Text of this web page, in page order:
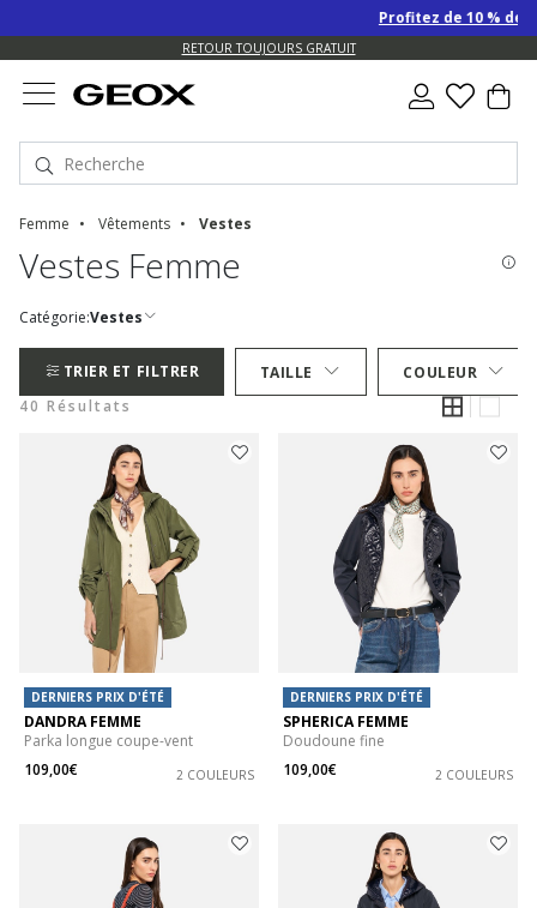
Profitez de 10 % de remise
RETOUR TOUJOURS GRATUIT
Femme Vêtements Vestes
Vestes Femme
Catégorie:Vestes
TRIER ET FILTRER TAILLE
COULEUR
40 Résultats
DERNIERS PRIX D'ÉTÉ
DANDRA FEMME
Parka longue coupe-vent
109,00€
2 COULEURS
DERNIERS PRIX D'ÉTÉ
SPHERICA FEMME
Doudoune fine
109,00€
2 COULEURS